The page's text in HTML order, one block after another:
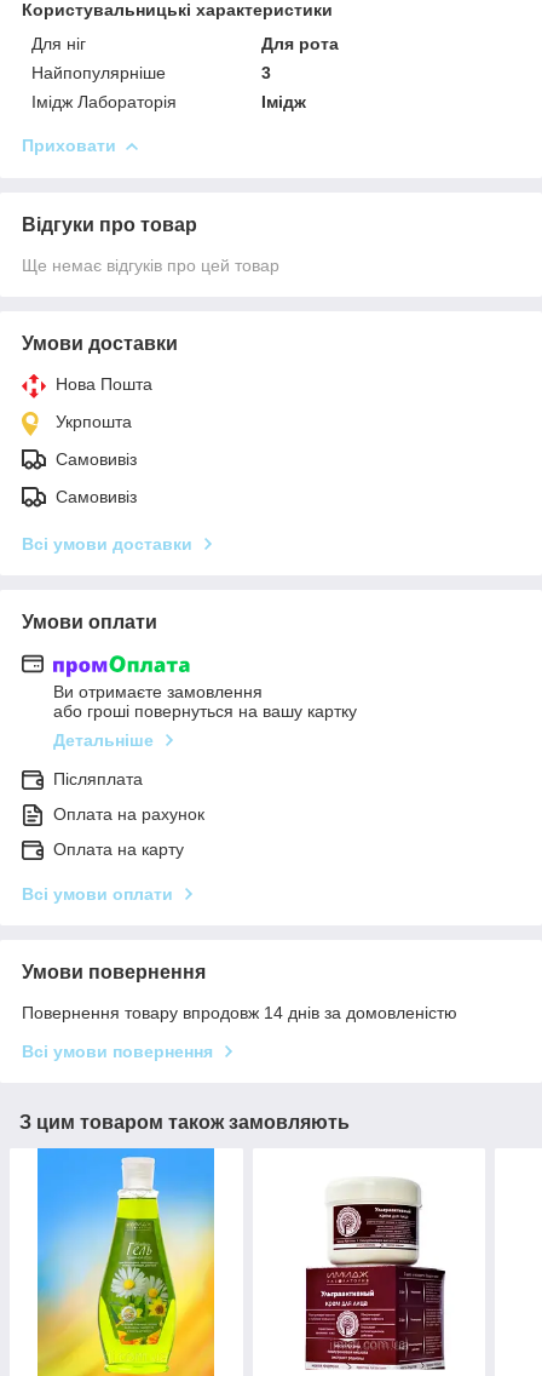
Користувальницькі характеристики
Для ніг
Для рота
Найпопулярніше
3
Імідж Лабораторія
Імідж
Приховати
Відгуки про товар
Ще немає відгуків про цей товар
Умови доставки
Нова Пошта
Укрпошта
Самовивіз
Самовивіз
Всі умови доставки
Умови оплати
Ви отримаєте замовлення
або гроші повернуться на вашу картку
Детальніше
Післяплата
Оплата на рахунок
Оплата на карту
Всі умови оплати
Умови повернення
Повернення товару впродовж 14 днів за домовленістю
Всі умови повернення
З цим товаром також замовляють